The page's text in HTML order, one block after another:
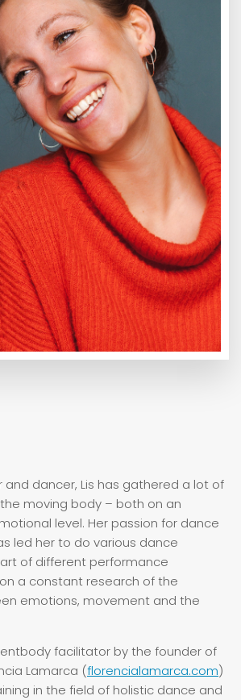
dancer, Lis has gathered a lot of
moving body – both on an
level. Her passion for dance
led her to do various dance
of different performance
a constant research of the
emotions, movement and the
facilitator by the founder of
Lamarca (florencialamarca.com)
in the field of holistic dance and